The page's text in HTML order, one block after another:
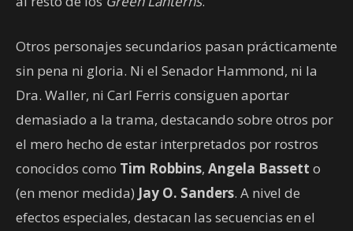
Otros personajes secundarios pasan prácticamente
sin pena ni gloria. Ni el Senador Hammond, ni la
Dra. Waller, ni Carl Ferris consiguen aportar
demasiado a la trama, destacando sobre otros por
el mero hecho de estar interpretados por rostros
conocidos como Tim Robbins, Angela Bassett o
(en menor medida) Jay O. Sanders. A nivel de
efectos especiales, destacan las secuencias en el